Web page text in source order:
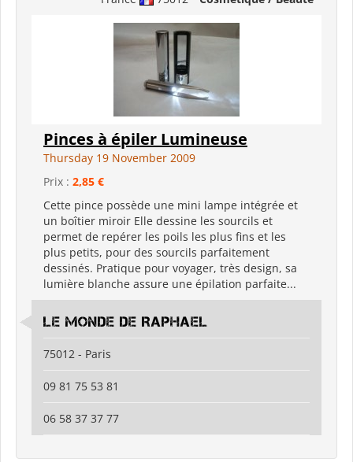
Pinces à épiler Lumineuse
Thursday 19 November 2009
Prix : 2,85 €
Cette pince possède une mini lampe intégrée et
un boîtier miroir Elle dessine les sourcils et
permet de repérer les poils les plus fins et les
plus petits, pour des sourcils parfaitement
dessinés. Pratique pour voyager, très design, sa
lumière blanche assure une épilation parfaite...
Le Monde De Raphael
75012 - Paris
09 81 75 53 81
06 58 37 37 77